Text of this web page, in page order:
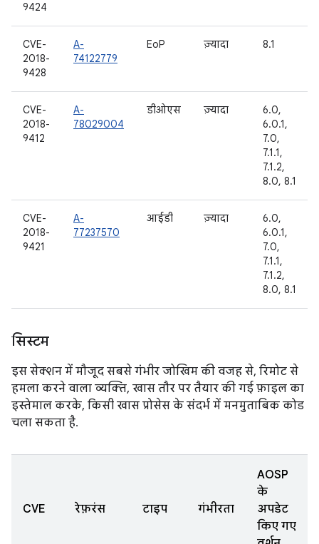
9424
CVE-
2018-
9428
A-
74122779
EoP ज़्यादा 8.1
CVE-
2018-
9412
A-
78029004
डीओएस ज़्यादा
6.0,
6.0.1,
7.0,
7.1.1,
7.1.2,
8.0, 8.1
CVE-
2018-
9421
A-
77237570
आईडी ज़्यादा
6.0,
6.0.1,
7.0,
7.1.1,
7.1.2,
8.0, 8.1
सिस्टम
इस सेक्शन में मौजूद सबसे गंभीर जोखिम की वजह से, रिमोट से
हमला करने वाला व्यक्ति, खास तौर पर तैयार की गई फ़ाइल का
इस्तेमाल करके, किसी खास प्रोसेस के संदर्भ में मनमुताबिक कोड
चला सकता है.
CVE रेफ़रंस टाइप गंभीरता
AOSP
के
अपडेट
किए गए